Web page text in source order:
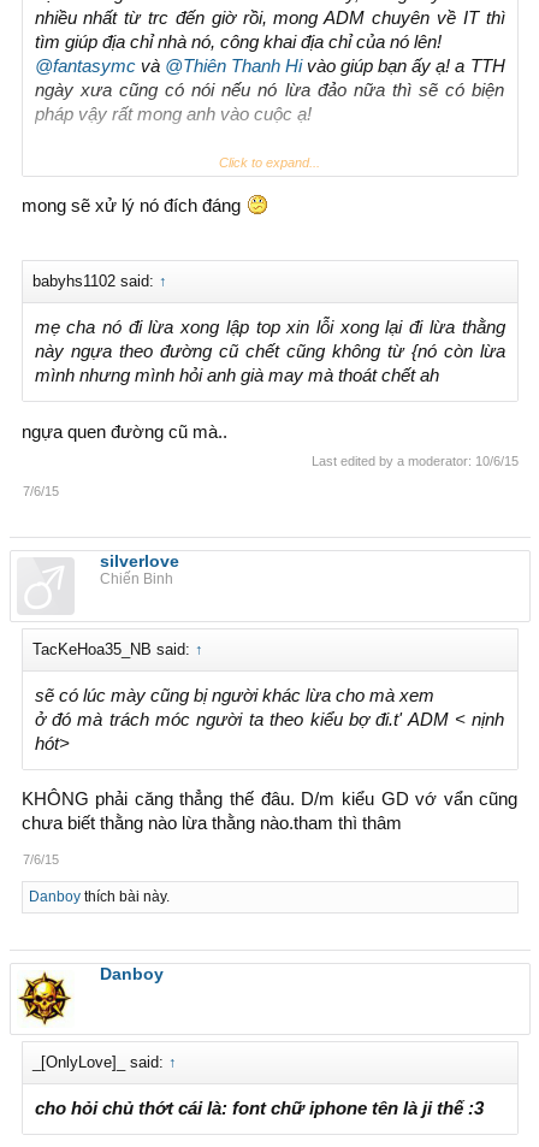
nhiều nhất từ trc đến giờ rồi, mong ADM chuyên về IT thì
tìm giúp địa chỉ nhà nó, công khai địa chỉ của nó lên!
@fantasymcvà @Thiên Thanh Hivào giúp bạn ấy ạ! a TTH
ngày xưa cũng có nói nếu nó lừa đảo nữa thì sẽ có biện
pháp vậy rất mong anh vào cuộc ạ!
Click to expand...
mong sẽ xử lý nó đích đáng
babyhs1102 said: ↑
mẹ cha nó đi lừa xong lập top xin lỗi xong lại đi lừa thằng
này ngựa theo đường cũ chết cũng không từ {nó còn lừa
mình nhưng mình hỏi anh già may mà thoát chết ah
ngựa quen đường cũ mà..
Last edited by a moderator: 10/6/15
7/6/15
silverlove
Chiến Binh
TacKeHoa35_NB said: ↑
sẽ có lúc mày cũng bị người khác lừa cho mà xem
ở đó mà trách móc người ta theo kiểu bợ đi.t' ADM < nịnh
hót>
KHÔNG phải căng thẳng thế đâu. D/m kiểu GD vớ vẩn cũng
chưa biết thằng nào lừa thằng nào.tham thì thâm
7/6/15
Danboythích bài này.
Danboy
_[OnlyLove]_ said: ↑
cho hỏi chủ thớt cái là: font chữ iphone tên là ji thế :3